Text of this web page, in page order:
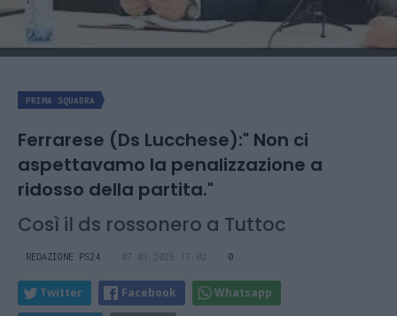
PRIMA SQUADRA
Ferrarese (Ds Lucchese):" Non ci
aspettavamo la penalizzazione a
ridosso della partita."
Così il ds rossonero a Tuttoc
REDAZIONE PS24 07.03.2025 17:02 0
Twitter Facebook Whatsapp